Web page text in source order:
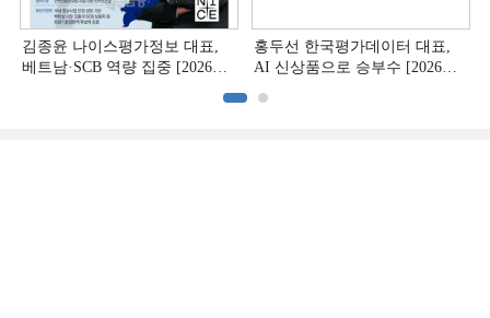
김종윤 나이스평가정보 대표,
베트남·SCB 역량 집중 [2026
홍두선 한국평가데이터 대표,
AI 신상품으로 승부수 [2026